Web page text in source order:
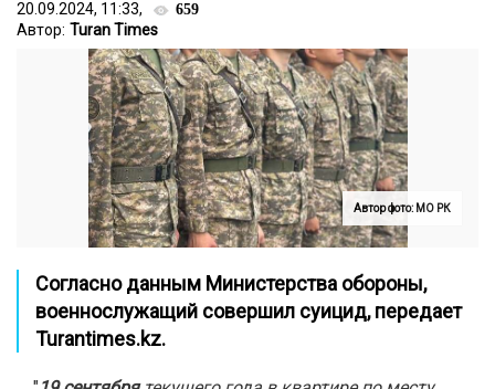
20.09.2024, 11:33, 659
Автор: Turan Times
Автор фото: МО РК
Согласно данным Министерства обороны,
военнослужащий совершил суицид, передает
Turantimes.kz.